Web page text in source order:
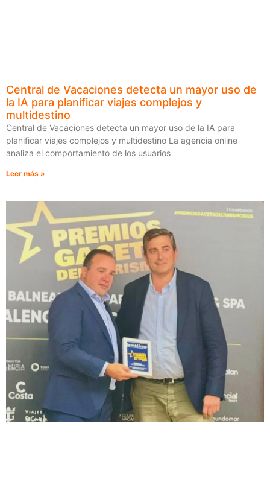
Central de Vacaciones detecta un mayor uso de
la IA para planificar viajes complejos y
multidestino
Central de Vacaciones detecta un mayor uso de la IA para
planificar viajes complejos y multidestino La agencia online
analiza el comportamiento de los usuarios
Leer más »